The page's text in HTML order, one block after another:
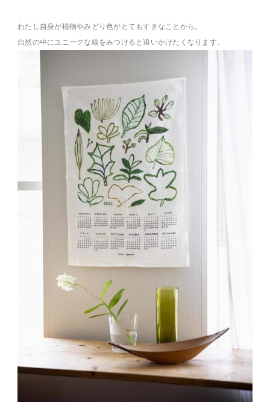
わたし自身が植物やみどり色がとてもすきなことから。
自然の中にユニークな線をみつけると追いかけたくなります。